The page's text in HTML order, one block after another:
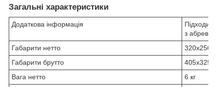
Загальні характеристики
Додаткова інформація
з
Габарити нетто
Габарити брутто
Вага нетто
6 кг